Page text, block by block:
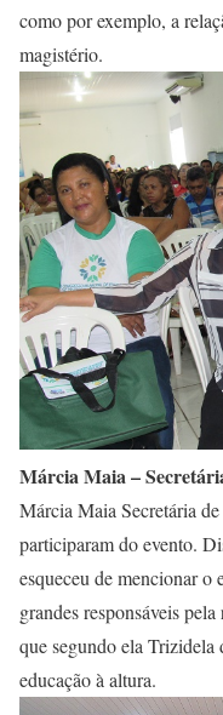
como por exemplo, a
magistério.
Márcia Maia –
Márcia Maia Secretária
participaram do evento.
esqueceu de mencionar
grandes responsáveis
que segundo ela
educação à altura.